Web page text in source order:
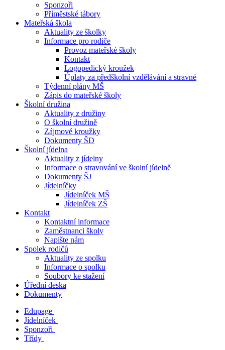
Sponzoři
Příměstské tábory
Mateřská škola
Aktuality ze školky
Informace pro rodiče
Provoz mateřské školy
Kontakt
Logopedický kroužek
Úplaty za předškolní vzdělávání a stravné
Týdenní plány MŠ
Zápis do mateřské školy
Školní družina
Aktuality z družiny
O školní družině
Zájmové kroužky
Dokumenty ŠD
Školní jídelna
Aktuality z jídelny
Informace o stravování ve školní jídelně
Dokumenty ŠJ
Jídelníčky
Jídelníček MŠ
Jídelníček ZŠ
Kontakt
Kontaktní informace
Zaměstnanci školy
Napište nám
Spolek rodičů
Aktuality ze spolku
Informace o spolku
Soubory ke stažení
Úřední deska
Dokumenty
Edupage
Jídelníček
Sponzoři
Třídy